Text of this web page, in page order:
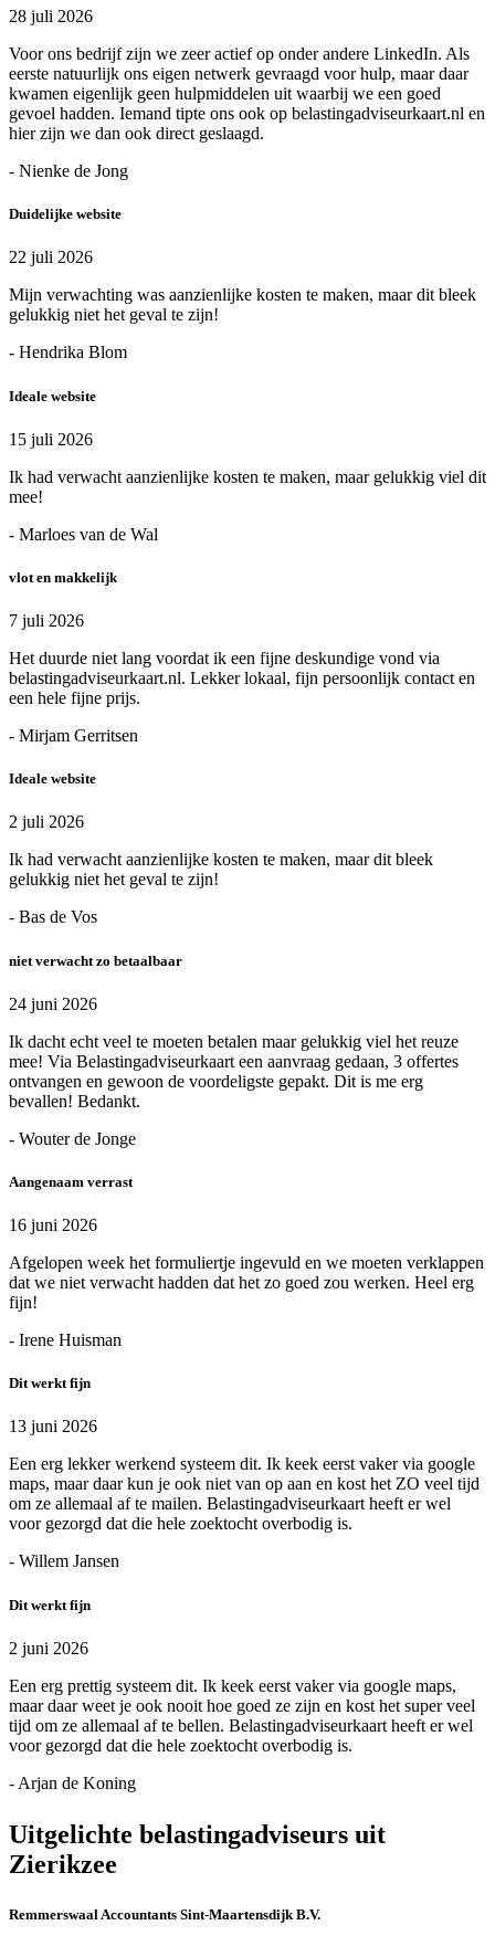
28 juli 2026
Voor ons bedrijf zijn we zeer actief op onder andere LinkedIn. Als
eerste natuurlijk ons eigen netwerk gevraagd voor hulp, maar daar
kwamen eigenlijk geen hulpmiddelen uit waarbij we een goed
gevoel hadden. Iemand tipte ons ook op belastingadviseurkaart.nl en
hier zijn we dan ook direct geslaagd.
- Nienke de Jong
Duidelijke website
22 juli 2026
Mijn verwachting was aanzienlijke kosten te maken, maar dit bleek
gelukkig niet het geval te zijn!
- Hendrika Blom
Ideale website
15 juli 2026
Ik had verwacht aanzienlijke kosten te maken, maar gelukkig viel dit
mee!
- Marloes van de Wal
vlot en makkelijk
7 juli 2026
Het duurde niet lang voordat ik een fijne deskundige vond via
belastingadviseurkaart.nl. Lekker lokaal, fijn persoonlijk contact en
een hele fijne prijs.
- Mirjam Gerritsen
Ideale website
2 juli 2026
Ik had verwacht aanzienlijke kosten te maken, maar dit bleek
gelukkig niet het geval te zijn!
- Bas de Vos
niet verwacht zo betaalbaar
24 juni 2026
Ik dacht echt veel te moeten betalen maar gelukkig viel het reuze
mee! Via Belastingadviseurkaart een aanvraag gedaan, 3 offertes
ontvangen en gewoon de voordeligste gepakt. Dit is me erg
bevallen! Bedankt.
- Wouter de Jonge
Aangenaam verrast
16 juni 2026
Afgelopen week het formuliertje ingevuld en we moeten verklappen
dat we niet verwacht hadden dat het zo goed zou werken. Heel erg
fijn!
- Irene Huisman
Dit werkt fijn
13 juni 2026
Een erg lekker werkend systeem dit. Ik keek eerst vaker via google
maps, maar daar kun je ook niet van op aan en kost het ZO veel tijd
om ze allemaal af te mailen. Belastingadviseurkaart heeft er wel
voor gezorgd dat die hele zoektocht overbodig is.
- Willem Jansen
Dit werkt fijn
2 juni 2026
Een erg prettig systeem dit. Ik keek eerst vaker via google maps,
maar daar weet je ook nooit hoe goed ze zijn en kost het super veel
tijd om ze allemaal af te bellen. Belastingadviseurkaart heeft er wel
voor gezorgd dat die hele zoektocht overbodig is.
- Arjan de Koning
Uitgelichte belastingadviseurs uit
Zierikzee
Remmerswaal Accountants Sint-Maartensdijk B.V.